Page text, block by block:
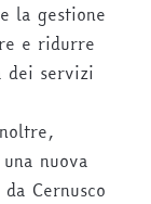
la gestione
e ridurre
dei servizi
nuova
Cernusco